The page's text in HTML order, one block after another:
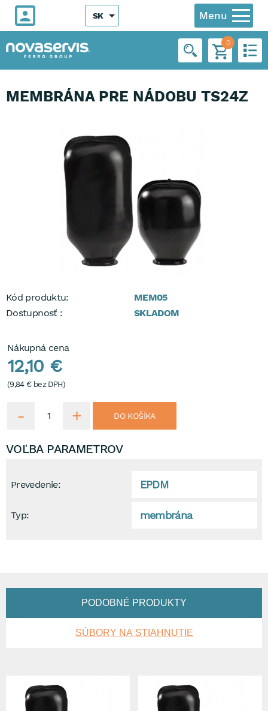
Menu
SK
0
MEMBRÁNA PRE NÁDOBU TS24Z
Kód produktu:
MEM05
Dostupnosť :
SKLADOM
Nákupná cena
12,10 €
(9,84 €bez DPH)
DO KOŠÍKA
VOĽBA PARAMETROV
Prevedenie: EPDM
Typ: membrána
PODOBNÉ PRODUKTY
SÚBORY NA STIAHNUTIE